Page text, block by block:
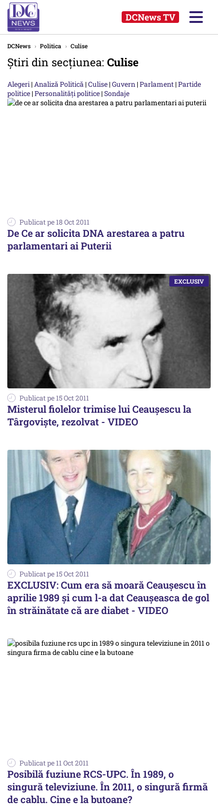
DCNews TV
DCNews › Politica › Culise
Știri din secțiunea: Culise
Alegeri |Analiză Politică |Culise |Guvern |Parlament |Partide
politice |Personalități politice |Sondaje
Publicat pe 18 Oct 2011
De Ce ar solicita DNA arestarea a patru
parlamentari ai Puterii
Publicat pe 15 Oct 2011
Misterul fiolelor trimise lui Ceaușescu la
Târgoviște, rezolvat - VIDEO
Publicat pe 15 Oct 2011
EXCLUSIV: Cum era să moară Ceauşescu în
aprilie 1989 şi cum l-a dat Ceauşeasca de gol
în străinătate că are diabet - VIDEO
Publicat pe 11 Oct 2011
Posibilă fuziune RCS-UPC. În 1989, o
singură televiziune. În 2011, o singură firmă
de cablu. Cine e la butoane?